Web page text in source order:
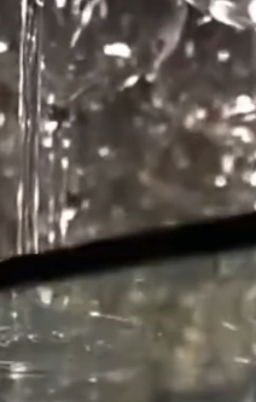
NEWS
ニュース